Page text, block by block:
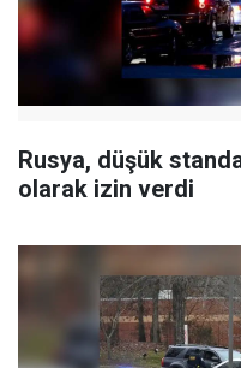
Rusya, düşük
olarak izin verdi